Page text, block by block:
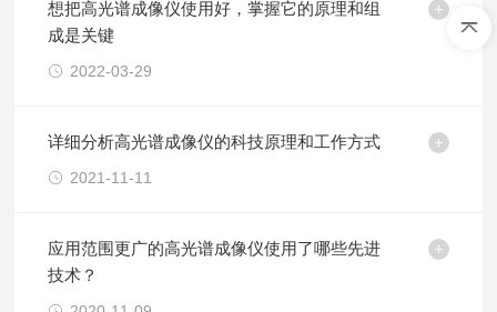
想把高光谱成像仪使用好，掌握它的原理和组
成是关键
2022-03-29
详细分析高光谱成像仪的科技原理和工作方式
2021-11-11
应用范围更广的高光谱成像仪使用了哪些先进
技术？